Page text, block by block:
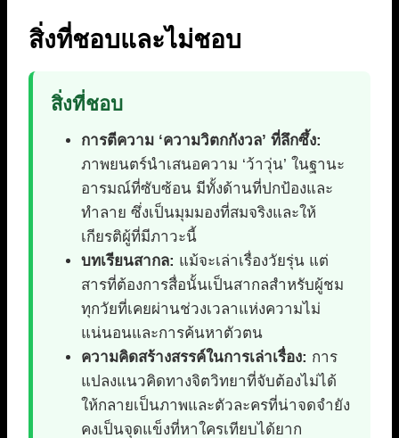
สิ่งที่ชอบและไม่ชอบ
สิ่งที่ชอบ
การตีความ ‘ความวิตกกังวล’ ที่ลึกซึ้ง:
ภาพยนตร์นำเสนอความ ‘ว้าวุ่น’ ในฐานะ
อารมณ์ที่ซับซ้อน มีทั้งด้านที่ปกป้องและ
ทำลาย ซึ่งเป็นมุมมองที่สมจริงและให้
เกียรติผู้ที่มีภาวะนี้
บทเรียนสากล: แม้จะเล่าเรื่องวัยรุ่น แต่
สารที่ต้องการสื่อนั้นเป็นสากลสำหรับผู้ชม
ทุกวัยที่เคยผ่านช่วงเวลาแห่งความไม่
แน่นอนและการค้นหาตัวตน
ความคิดสร้างสรรค์ในการเล่าเรื่อง: การ
แปลงแนวคิดทางจิตวิทยาที่จับต้องไม่ได้
ให้กลายเป็นภาพและตัวละครที่น่าจดจำยัง
คงเป็นจุดแข็งที่หาใครเทียบได้ยาก